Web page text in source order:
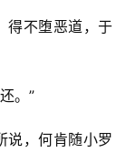
得不堕恶道，于
。”
说，何肯随小罗